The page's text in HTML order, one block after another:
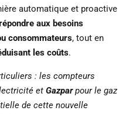
automatique et proactive
aux besoins
consommateurs, tout en
les coûts.
: les compteurs
et Gazparpour le gaz
de cette nouvelle